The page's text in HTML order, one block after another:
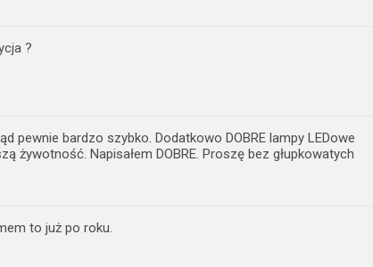
?
pewnie bardzo szybko. Dodatkowo DOBRE lampy LEDowe
żywotność. Napisałem DOBRE. Proszę bez głupkowatych
to już po roku.